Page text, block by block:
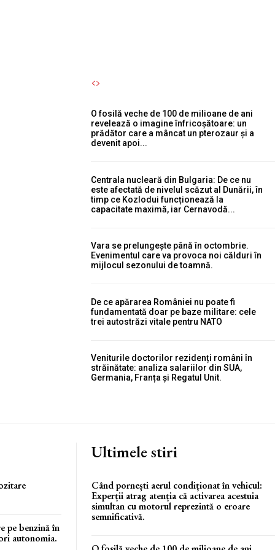
O fosilă veche de 100 de milioane de ani
revelează o imagine înfricoșătoare: un
prădător care a mâncat un pterozaur și a
devenit apoi...
Centrala nucleară din Bulgaria: De ce nu
este afectată de nivelul scăzut al Dunării, în
timp ce Kozlodui funcționează la
capacitate maximă, iar Cernavodă...
Vara se prelungește până în octombrie.
Evenimentul care va provoca noi călduri în
mijlocul sezonului de toamnă.
De ce apărarea României nu poate fi
fundamentată doar pe baze militare: cele
trei autostrăzi vitale pentru NATO
Veniturile doctorilor rezidenți români în
străinătate: analiza salariilor din SUA,
Germania, Franța și Regatul Unit.
pe benzină în
autonomia.
Ultimele stiri
Când pornești aerul condiționat în vehicul:
Experții atrag atenția că activarea acestuia
simultan cu motorul reprezintă o eroare
semnificativă.